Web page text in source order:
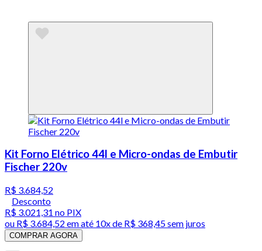
Kit Forno Elétrico 44l e Micro-ondas de Embutir
Fischer 220v
R$ 3.684,52
Desconto
R$ 3.021,31 no PIX
ou R$ 3.684,52 em até 10x de R$ 368,45 sem juros
COMPRAR AGORA